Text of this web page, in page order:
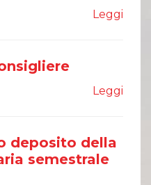
Leggi
Leggi
deposito della
semestrale